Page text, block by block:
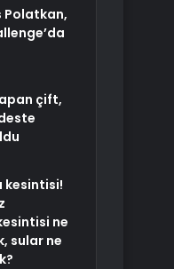
Polatkan,
çift,
kesintisi!
ne
sular ne